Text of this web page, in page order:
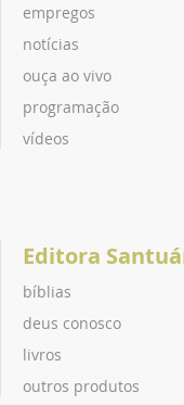
empregos
notícias
ouça ao vivo
programação
vídeos
Editora
bíblias
deus conosco
livros
outros produtos